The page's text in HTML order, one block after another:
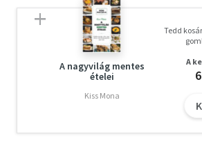
A nagyvilág mentes
ételei
Kiss Mona
Tedd
A